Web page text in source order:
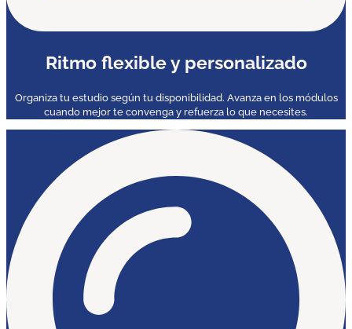
Ritmo flexible y personalizado
Organiza tu estudio según tu disponibilidad. Avanza en los módulos
cuando mejor te convenga y refuerza lo que necesites.